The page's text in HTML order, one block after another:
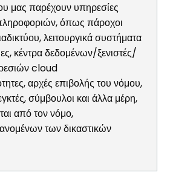
μας παρέχουν υπηρεσίες
όπως πάροχοι
λειτουργικά συστήματα
κέντρα δεδομένων/ξενιστές/
cloud
αρχές επιβολής του νόμου,
σύμβουλοι και άλλα μέρη,
από τον νόμο,
των δικαστικών